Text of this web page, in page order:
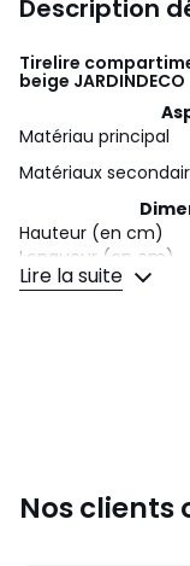
Description
Tirelire
beige JARDINDECO
Matériau principal
Matériaux
Hauteur (en cm)
Longueur (en cm)
Profondeur (en cm)
6
Lire la suite
Nos clients